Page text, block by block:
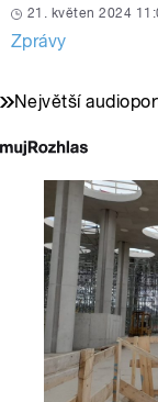
21. květen 2024
Zprávy
Největší